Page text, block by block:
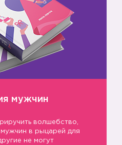
мужчин
волшебство,
в рыцарей для
не могут